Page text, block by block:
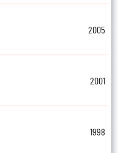
2005
2001
1998